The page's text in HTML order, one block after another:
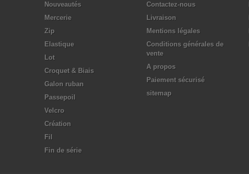
Nouveautés
Mercerie
Zip
Elastique
Lot
Croquet & Biais
Galon ruban
Passepoil
Velcro
Création
Fil
Fin de série
Contactez-nous
Livraison
Mentions légales
Conditions générales de
vente
A propos
Paiement sécurisé
sitemap